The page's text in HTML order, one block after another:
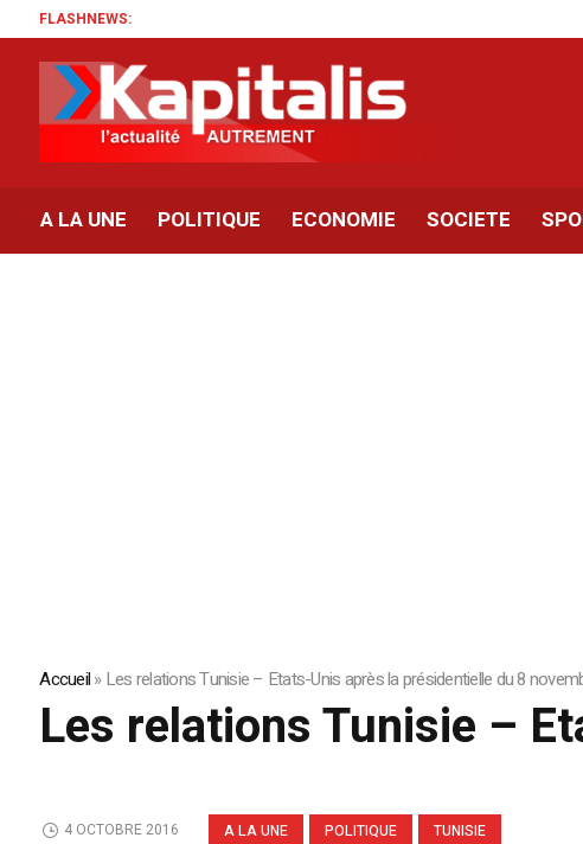
FLASHNEWS:
A LA UNE POLITIQUE ECONOMIE SOCIETE
Accueil»Les relations Tunisie – Etats-Unis après la présidentielle du 8
Les relations Tunisie –
A LA UNE POLITIQUE TUNISIE
4 OCTOBRE 2016